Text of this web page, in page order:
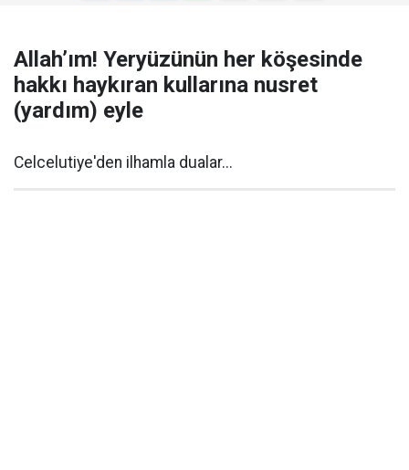
Allah’ım! Yeryüzünün her köşesinde
hakkı haykıran kullarına nusret
(yardım) eyle
Celcelutiye'den ilhamla dualar...